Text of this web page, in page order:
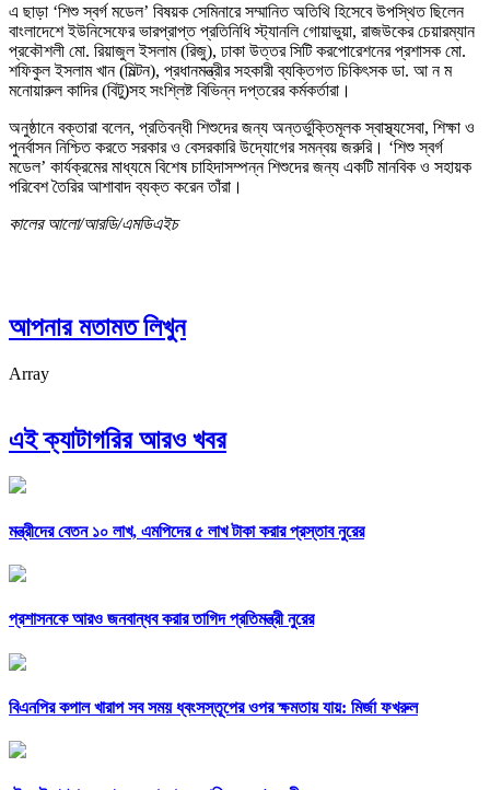
এ ছাড়া ‘শিশু স্বর্গ মডেল’ বিষয়ক সেমিনারে সম্মানিত অতিথি হিসেবে উপস্থিত ছিলেন
বাংলাদেশে ইউনিসেফের ভারপ্রাপ্ত প্রতিনিধি স্ট্যানলি গোয়াভুয়া, রাজউকের চেয়ারম্যান
প্রকৌশলী মো. রিয়াজুল ইসলাম (রিজু), ঢাকা উত্তর সিটি করপোরেশনের প্রশাসক মো.
শফিকুল ইসলাম খান (মিল্টন), প্রধানমন্ত্রীর সহকারী ব্যক্তিগত চিকিৎসক ডা. আ ন ম
মনোয়ারুল কাদির (বিটু)সহ সংশ্লিষ্ট বিভিন্ন দপ্তরের কর্মকর্তারা।
অনুষ্ঠানে বক্তারা বলেন, প্রতিবন্ধী শিশুদের জন্য অন্তর্ভুক্তিমূলক স্বাস্থ্যসেবা, শিক্ষা ও
পুনর্বাসন নিশ্চিত করতে সরকার ও বেসরকারি উদ্যোগের সমন্বয় জরুরি। ‘শিশু স্বর্গ
মডেল’ কার্যক্রমের মাধ্যমে বিশেষ চাহিদাসম্পন্ন শিশুদের জন্য একটি মানবিক ও সহায়ক
পরিবেশ তৈরির আশাবাদ ব্যক্ত করেন তাঁরা।
কালের আলো/আরডি/এমডিএইচ
আপনার মতামত লিখুন
Array
এই ক্যাটাগরির আরও খবর
মন্ত্রীদের বেতন ১০ লাখ, এমপিদের ৫ লাখ টাকা করার প্রস্তাব নুরের
প্রশাসনকে আরও জনবান্ধব করার তাগিদ প্রতিমন্ত্রী নুরের
বিএনপির কপাল খারাপ সব সময় ধ্বংসস্তূপের ওপর ক্ষমতায় যায়: মির্জা ফখরুল